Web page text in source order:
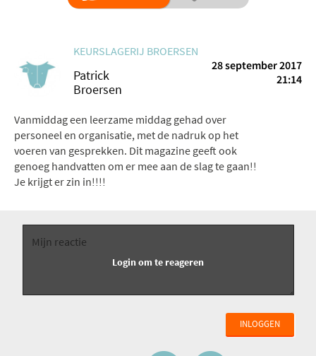
KEURSLAGERIJ BROERSEN
Patrick
Broersen
28 september 2017
21:14
Vanmiddag een leerzame middag gehad over
personeel en organisatie, met de nadruk op het
voeren van gesprekken. Dit magazine geeft ook
genoeg handvatten om er mee aan de slag te gaan!!
Je krijgt er zin in!!!!
INLOGGEN